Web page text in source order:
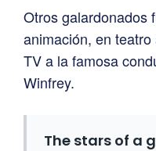
Otros galardonados
animación, en
TV a la famosa
Winfrey.
The stars of a